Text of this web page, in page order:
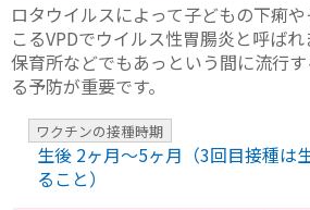
ロタウイルスによって子どもの下痢
こるVPDでウイルス性胃腸炎と呼ばれ
保育所などでもあっという間に流行
る予防が重要です。
ワクチンの接種時期
生後 2ヶ月〜5ヶ月（3回目接種は
ること）